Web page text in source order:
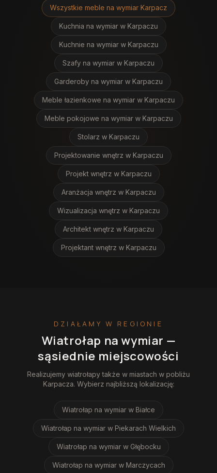
Wszystkie meble na wymiar Karpacz
Kuchnia na wymiar w Karpaczu
Kuchnie na wymiar w Karpaczu
Szafy na wymiar w Karpaczu
Garderoby na wymiar w Karpaczu
Meble łazienkowe na wymiar w Karpaczu
Meble pokojowe na wymiar w Karpaczu
Stolarz w Karpaczu
Projektowanie wnętrz w Karpaczu
Projekt wnętrz w Karpaczu
Aranżacja wnętrz w Karpaczu
Wizualizacja wnętrz w Karpaczu
Architekt wnętrz w Karpaczu
Projektant wnętrz w Karpaczu
DZIAŁAMY W REGIONIE
Wiatrołap na wymiar —
sąsiednie miejscowości
Realizujemy wiatrołapytakże w miastach w pobliżu
Karpacza. Wybierz najbliższą lokalizację:
Wiatrołap na wymiar w Białce
Wiatrołap na wymiar w Piekarach Wielkich
Wiatrołap na wymiar w Głębocku
Wiatrołap na wymiar w Marczycach